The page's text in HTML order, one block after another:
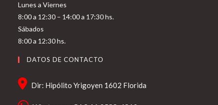
Lunes a Viernes
8:00 a 12:30 – 14:00 a 17:30 hs.
Sábados
8:00 a 12:30 hs.
DATOS DE CONTACTO
Dir: Hipólito Yrigoyen 1602 Florida